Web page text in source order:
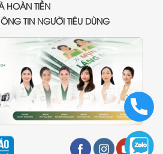
HOÀN TIỀN
TIN NGƯỜI TIÊU DÙNG